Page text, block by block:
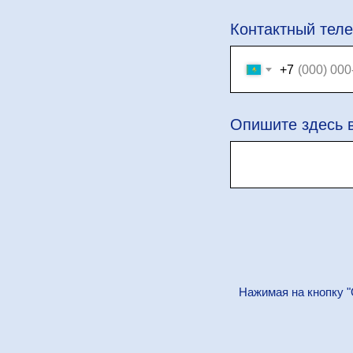
Контактный
+7
Опишите здесь
Нажимая на кнопку